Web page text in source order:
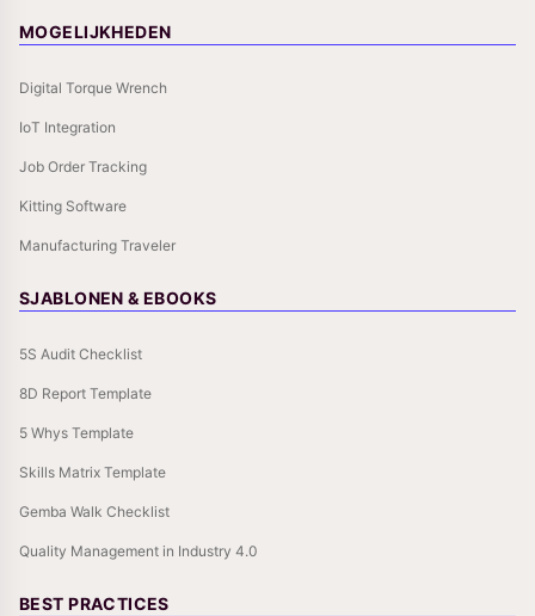
MOGELIJKHEDEN
Digital Torque Wrench
IoT Integration
Job Order Tracking
Kitting Software
Manufacturing Traveler
SJABLONEN & EBOOKS
5S Audit Checklist
8D Report Template
5 Whys Template
Skills Matrix Template
Gemba Walk Checklist
Quality Management in Industry 4.0
BEST PRACTICES